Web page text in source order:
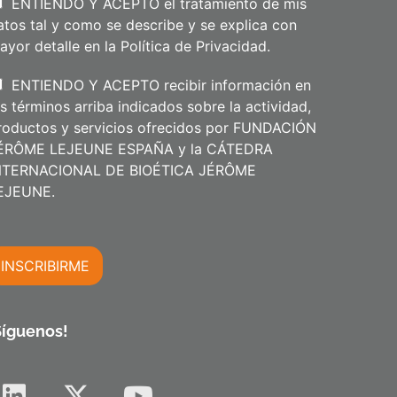
o
s
ENTIENDO Y ACEPTO el tratamiento de mis
tal y como se describe y se explica con
detalle en la Política de Privacidad.
ENTIENDO Y ACEPTO recibir información en
términos arriba indicados sobre la actividad,
y servicios ofrecidos por FUNDACIÓN
LEJEUNE ESPAÑA y la CÁTEDRA
DE BIOÉTICA JÉRÔME
INSCRIBIRME